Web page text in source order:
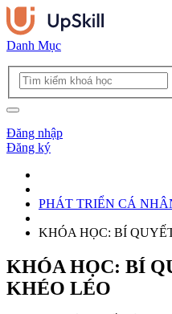
Danh Mục
Đăng nhập
Đăng ký
PHÁT TRIỂN CÁ
KHÓA HỌC: BÍ
KHÓA HỌC: BÍ
KHÉO LÉO